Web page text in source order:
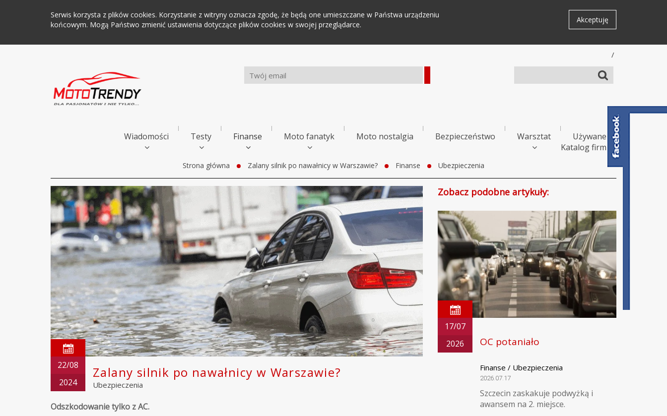
Serwis korzysta z plików cookies. Korzystanie z witryny oznacza zgodę, że będą one umieszczane w Państwa urządzeniu
końcowym. Mogą Państwo zmienić ustawienia dotyczące plików cookies w swojej przeglądarce.
Akceptuję
/
Wiadomości Testy Finanse Moto fanatyk Moto nostalgia Bezpieczeństwo Warsztat
Używane
Katalog firm
Strona główna Zalany silnik po nawałnicy w Warszawie? Finanse Ubezpieczenia
22/08
2024
Zalany silnik po nawałnicy w Warszawie?
Ubezpieczenia
Odszkodowanie tylko z AC.
Zobacz podobne artykuły:
17/07
2026
OC potaniało
Finanse / Ubezpieczenia
2026.07.17
Szczecin zaskakuje podwyżką i
awansem na 2. miejsce.